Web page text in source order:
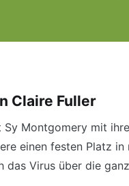
Claire Fuller
Montgomery mit
einen festen Platz
das Virus über die